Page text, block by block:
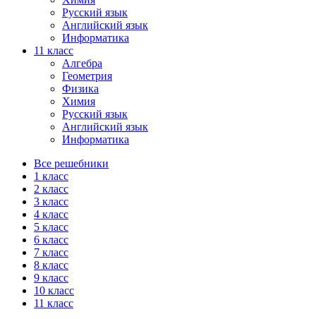
Русский язык
Английский язык
Информатика
11 класс
Алгебра
Геометрия
Физика
Химия
Русский язык
Английский язык
Информатика
Все решебники
1 класс
2 класс
3 класс
4 класс
5 класс
6 класс
7 класс
8 класс
9 класс
10 класс
11 класс